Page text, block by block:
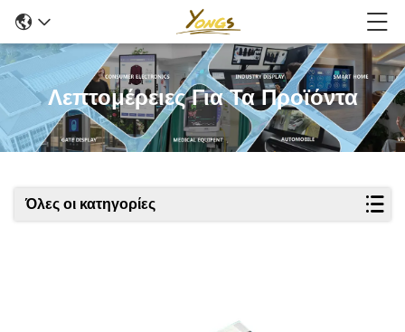
Λεπτομέρειες Για Τα Προϊόντα
Όλες οι κατηγορίες